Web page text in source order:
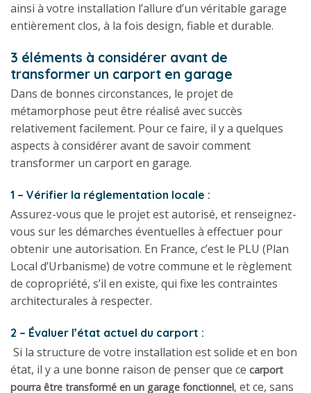
ainsi à votre installation l’allure d’un véritable garage
entièrement clos, à la fois design, fiable et durable.
3 éléments à considérer avant de
transformer un carport en garage
Dans de bonnes circonstances, le projet de
métamorphose peut être réalisé avec succès
relativement facilement. Pour ce faire, il y a quelques
aspects à considérer avant de savoir comment
transformer un carport en garage.
1 – Vérifier la réglementation locale :
Assurez-vous que le projet est autorisé, et renseignez-
vous sur les démarches éventuelles à effectuer pour
obtenir une autorisation. En France, c’est le PLU (Plan
Local d’Urbanisme) de votre commune et le règlement
de copropriété, s’il en existe, qui fixe les contraintes
architecturales à respecter.
2 – Évaluer l’état actuel du carport :
Si la structure de votre installation est solide et en bon
état, il y a une bonne raison de penser que ce carport
pourra être transformé en un garage fonctionnel, et ce, sans